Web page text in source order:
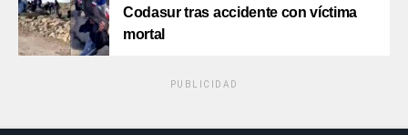
Codasur tras accidente con víctima
mortal
PUBLICIDAD